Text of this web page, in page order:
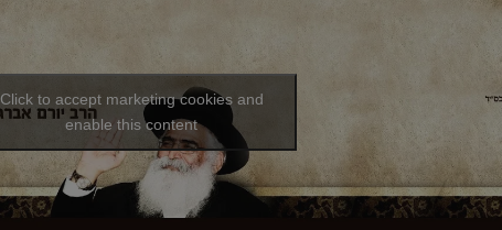
Click to accept marketing cookies and
enable this content